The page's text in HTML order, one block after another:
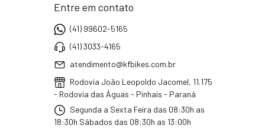
Entre em contato
(41) 99602-5165
(41) 3033-4165
atendimento@kfbikes.com.br
Rodovia João Leopoldo Jacomel, 11.175
- Rodovia das Águas - Pinhais - Paraná
Segunda a Sexta Feira das 08:30h as
18:30h Sábados das 08:30h as 13:00h